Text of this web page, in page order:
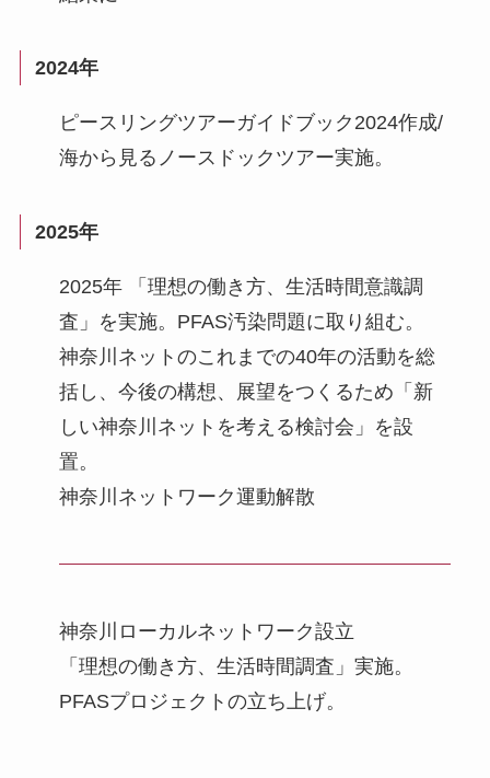
2024年
ピースリングツアーガイドブック2024作成/
海から見るノースドックツアー実施。
2025年
2025年 「理想の働き方、生活時間意識調
査」を実施。PFAS汚染問題に取り組む。
神奈川ネットのこれまでの40年の活動を総
括し、今後の構想、展望をつくるため「新
しい神奈川ネットを考える検討会」を設
置。
神奈川ネットワーク運動解散
神奈川ローカルネットワーク設立
「理想の働き方、生活時間調査」実施。
PFASプロジェクトの立ち上げ。